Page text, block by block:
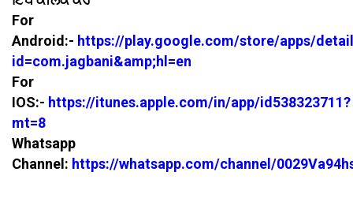
For
Android:- https://play.google.com/store/apps/
id=com.jagbani&amp;hl=en
For
IOS:- https://itunes.apple.com/in/app/id538323711?
mt=8
Whatsapp
Channel: https://whatsapp.com/channel/